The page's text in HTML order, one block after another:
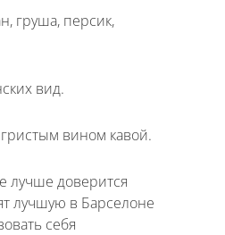
груша, персик,
вид.
вином кавой.
лучше доверится
лучшую в Барселоне
себя